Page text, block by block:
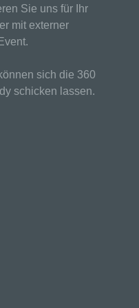
Sie uns für Ihr
mit externer
sich die 360
schicken lassen.
bestimmten Kriterien
oder
vorgesehen
oder
oder andere Stelle,
bei ihr um einen